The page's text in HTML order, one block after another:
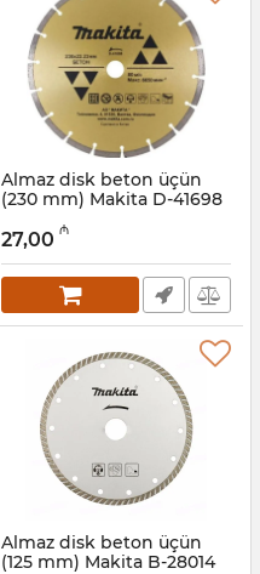
Almaz disk beton üçün
(230 mm) Makita D-41698
004001130
27,00 ₼
Almaz disk beton üçün
(125 mm) Makita B-28014